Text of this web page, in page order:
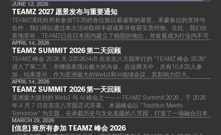
JUNE 12, 2026
TEAMZ 2027 愿景发布与重要通知
TEAMZ谨此向所有参加TS26的各位致以最诚挚的谢意。承蒙各位的支持与
合作，我们得以通过本次活动取得丰硕成果并收获宝贵经验。在此，我们欣
喜地宣布，TEAMZ已在日本国内建立了稳固的地位，并发展成为行业内不可
或缺的盛会。
APRIL 14, 2026
TEAMZ SUMMIT 2026 第二天回顾
TEAMZ 峰会 2026 天 22026/4/8 在东京八方园举行的 “TEAMZ 峰会 2026”
进入了第二天，并继续表现出极大的兴奋。在这两天中，共有10,625人参
加，结果显示，作为亚洲最大的Web3和AI领域会议，其影响力巨大。
APRIL 14, 2026
TEAMZ SUMMIT 2026 第一天回顾
亚洲最大级别的 Web3 与 AI 峰会之一——TEAMZ Summit 2026，于 2026
年 4 月 7 日在东京八芳园正式开幕。 本届峰会以 “Tradition Meets
Tomorrow” 为主题，在承载历史与文化底蕴的八芳园，打造了一场融合日本
传统精神与前沿科技创新的独特盛会。
MARCH 29, 2026
[信息] 致所有参加 TEAMZ 峰会 2026